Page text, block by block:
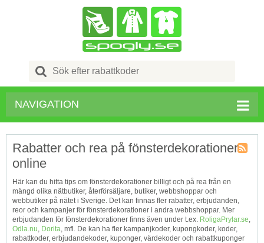
Search
for:
NAVIGATION
Rabatter och rea på fönsterdekorationer
online
Här kan du hitta tips om fönsterdekorationer billigt och på rea från en
mängd olika nätbutiker, återförsäljare, butiker, webbshoppar och
webbutiker på nätet i Sverige. Det kan finnas fler rabatter, erbjudanden,
reor och kampanjer för fönsterdekorationer i andra webbshoppar. Mer
erbjudanden för fönsterdekorationer finns även under t.ex. RoligaPrylar.se,
Odla.nu, Dorita, mfl. De kan ha fler kampanjkoder, kupongkoder, koder,
rabattkoder, erbjudandekoder, kuponger, värdekoder och rabattkuponger